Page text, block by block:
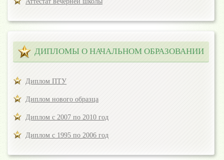
ДИПЛОМЫ О НАЧАЛЬНОМ ОБРАЗОВАНИИ
Диплом ПТУ
Диплом нового образца
Диплом с 2007 по 2010 год
Диплом с 1995 по 2006 год